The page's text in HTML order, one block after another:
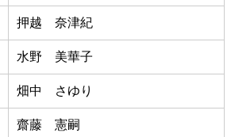
押越 奈津紀
水野 美華子
畑中 さゆり
齋藤 憲嗣